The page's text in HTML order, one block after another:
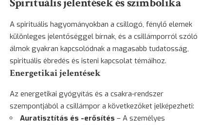
A spirituális hagyományokban a csillogó, fénylő elemek
különleges jelentőséggel bírnak, és a csillámporról szóló
álmok gyakran kapcsolódnak a magasabb tudatosság,
spirituális ébredés és isteni kapcsolat témáihoz.
Energetikai jelentések
Az energetikai gyógyítás és a csakra-rendszer
szempontjából a csillámpor a következőket jelképezheti:
Auratisztítás és -erősítés – A személyes